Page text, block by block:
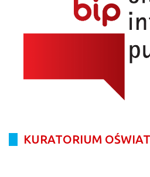
KURATORIUM